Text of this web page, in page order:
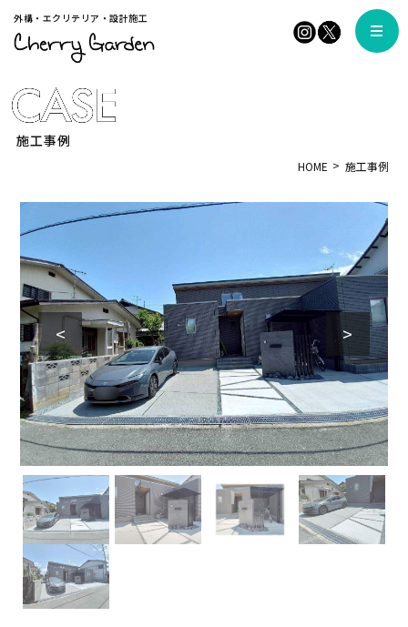
外構・エクリテリア・設計施工
施工事例
HOME 施工事例
< >